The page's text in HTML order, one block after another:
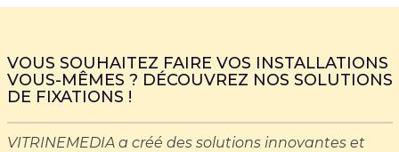
VOUS SOUHAITEZ FAIRE VOS INSTALLATIONS
VOUS-MÊMES ? DÉCOUVREZ NOS SOLUTIONS
DE FIXATIONS !
VITRINEMEDIA a créé des solutions innovantes et